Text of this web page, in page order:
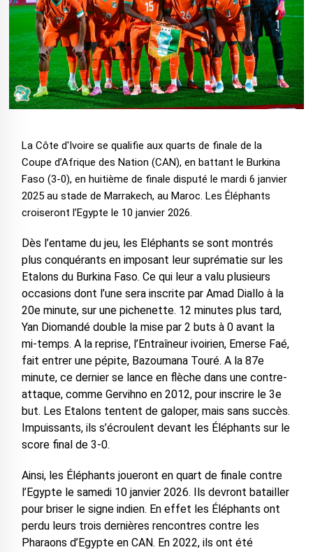
La Côte d'Ivoire se qualifie aux quarts de finale de la
Coupe d’Afrique des Nation (CAN), en battant le Burkina
Faso (3-0), en huitième de finale disputé le mardi 6 janvier
2025 au stade de Marrakech, au Maroc. Les Éléphants
croiseront l’Egypte le 10 janvier 2026.
Dès l’entame du jeu, les Eléphants se sont montrés
plus conquérants en imposant leur suprématie sur les
Etalons du Burkina Faso. Ce qui leur a valu plusieurs
occasions dont l’une sera inscrite par Amad Diallo à la
20e minute, sur une pichenette. 12 minutes plus tard,
Yan Diomandé double la mise par 2 buts à 0 avant la
mi-temps. A la reprise, l’Entraîneur ivoirien, Emerse Faé,
fait entrer une pépite, Bazoumana Touré. A la 87e
minute, ce dernier se lance en flèche dans une contre-
attaque, comme Gervihno en 2012, pour inscrire le 3e
but. Les Etalons tentent de galoper, mais sans succès.
Impuissants, ils s’écroulent devant les Éléphants sur le
score final de 3-0.
Ainsi, les Éléphants joueront en quart de finale contre
l’Egypte le samedi 10 janvier 2026. Ils devront batailler
pour briser le signe indien. En effet les Éléphants ont
perdu leurs trois dernières rencontres contre les
Pharaons d’Egypte en CAN. En 2022, ils ont été